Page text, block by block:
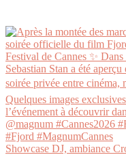
Showcase DJ, ambiance